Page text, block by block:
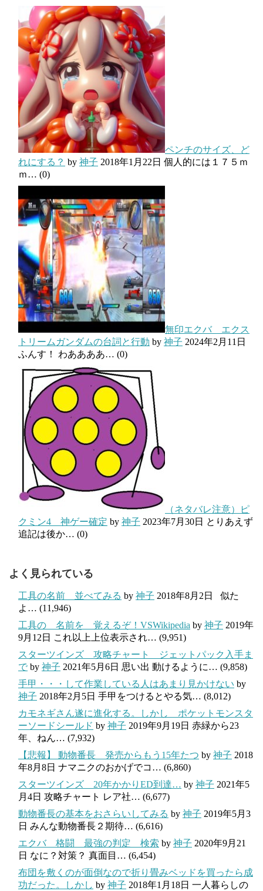
ペンチのサイズ、ど
れにする？ by 神子 2018年1月22日 個人的には１７５ｍ
ｍ… (0)
無印エクバ エクス
トリームガンダムの台詞と行動 by 神子 2024年2月11日
ふんす！ わああああ… (0)
（ネタバレ注意）ピ
クミン4 神ゲー確定 by 神子 2023年7月30日 とりあえず
追記は後か… (0)
よく見られている
工具の名前 並べてみる by 神子 2018年8月2日
似た
よ… (11,946)
工具の 名前を 覚えるぞ！VSWikipedia by 神子 2019年
9月12日 これ以上上位表示され… (9,951)
スターツインズ 攻略チャート ジェットパック入手ま
で by 神子 2021年5月6日 思い出 動けるように… (9,858)
手甲・・・して作業している人はあまり見かけない by
神子 2018年2月5日 手甲をつけるとやる気… (8,012)
カモネギさん遂に進化する。しかし ポケットモンスタ
ーソードシールド by 神子 2019年9月19日 赤緑から23
年、ねん… (7,932)
【悲報】 動物番長 発売からもう15年たつ by 神子 2018
年8月8日 ナマニクのおかげでコ… (6,860)
スターツインズ 20年かかりED到達… by 神子 2021年5
月4日 攻略チャート レア社… (6,677)
動物番長の基本をおさらいしてみる by 神子 2019年5月3
日 みんな動物番長２期待… (6,616)
エクバ 格闘 最強の判定 検索 by 神子 2020年9月21
日 なに？対策？ 真面目… (6,454)
布団を敷くのが面倒なので折り畳みベッドを買ったら成
功だった。しかし by 神子 2018年1月18日 一人暮らしの